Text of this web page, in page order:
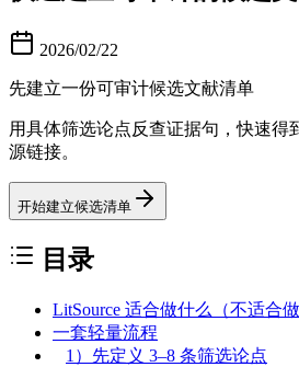
2026/02/22
先建立一份可审计候选文献清单
用具体筛选论点反查证据句，快速得
源链接。
开始建立候选清单
目录
LitSource 适合做什么（不适合做
一套轻量流程
1）先定义 3–8 条筛选论点